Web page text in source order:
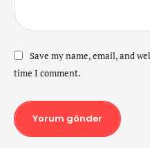
Save my name, email, and
time I comment.
Yorum gönder